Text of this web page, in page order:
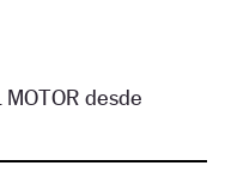
desde